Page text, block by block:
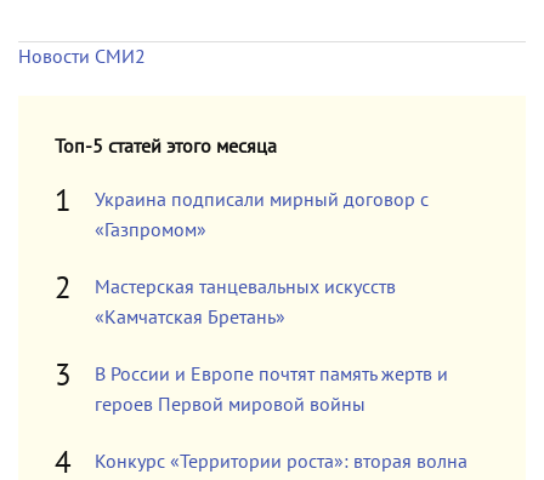
Новости СМИ2
Топ-5 статей этого месяца
Украина подписали мирный договор с
«Газпромом»
Мастерская танцевальных искусств
«Камчатская Бретань»
В России и Европе почтят память жертв и
героев Первой мировой войны
Конкурс «Территории роста»: вторая волна